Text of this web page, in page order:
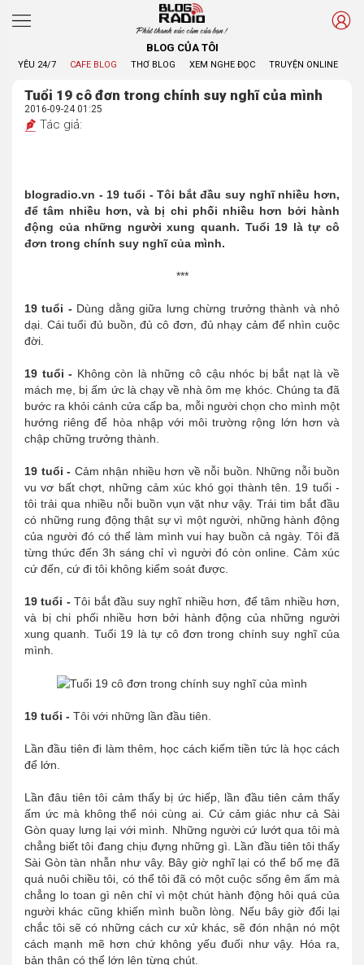
Phát thanh xúc cảm của bạn !
BLOG CỦA TÔI
YÊU 24/7 CAFE BLOG THƠ BLOG XEM NGHE ĐỌC TRUYỆN ONLINE
Tuổi 19 cô đơn trong chính suy nghĩ của mình
2016-09-24 01:25
Tác giả:
blogradio.vn - 19 tuổi - Tôi bắt đầu suy nghĩ nhiều hơn,
để tâm nhiều hơn, và bị chi phối nhiều hơn bởi hành
động của những người xung quanh. Tuổi 19 là tự cô
đơn trong chính suy nghĩ của mình.
***
19 tuổi - Dùng dằng giữa lưng chừng trưởng thành và nhỏ
dại. Cái tuổi đủ buồn, đủ cô đơn, đủ nhạy cảm để nhìn cuộc
đời.
19 tuổi - Không còn là những cô cậu nhóc bị bắt nạt là về
mách mẹ, bị ấm ức là chạy về nhà ôm mẹ khóc. Chúng ta đã
bước ra khỏi cánh cửa cấp ba, mỗi người chọn cho mình một
hướng riêng để hòa nhập với môi trường rộng lớn hơn và
chập chững trưởng thành.
19 tuổi - Cảm nhận nhiều hơn về nỗi buồn. Những nỗi buồn
vu vơ bất chợt, những cảm xúc khó gọi thành tên. 19 tuổi -
tôi trải qua nhiều nỗi buồn vụn vặt như vậy. Trái tim bắt đầu
có những rung động thật sự vì một người, những hành động
của người đó có thể làm mình vui hay buồn cả ngày. Tôi đã
từng thức đến 3h sáng chỉ vì người đó còn online. Cảm xúc
cứ đến, cứ đi tôi không kiểm soát được.
19 tuổi - Tôi bắt đầu suy nghĩ nhiều hơn, để tâm nhiều hơn,
và bị chi phối nhiều hơn bởi hành động của những người
xung quanh. Tuổi 19 là tự cô đơn trong chính suy nghĩ của
mình.
19 tuổi - Tôi với những lần đầu tiên.
Lần đầu tiên đi làm thêm, học cách kiếm tiền tức là học cách
để lớn.
Lần đâu tiên tôi cảm thấy bị ức hiếp, lần đầu tiên cảm thấy
ấm ức mà không thể nói cùng ai. Cứ cảm giác như cả Sài
Gòn quay lưng lại với mình. Những người cứ lướt qua tôi mà
chẳng biết tôi đang chịu đựng những gì. Lần đầu tiên tôi thấy
Sài Gòn tàn nhẫn như vây. Bây giờ nghĩ lại có thể bố mẹ đã
quá nuôi chiều tôi, có thể tôi đã có một cuộc sống êm ấm mà
chẳng lo toan gì nên chỉ vì một chút hành động hôi quá của
người khác cũng khiến mình buồn lòng. Nếu bây giờ đổi lại
chắc tôi sẽ có những cách cư xử khác, sẽ đón nhận nó một
cách mạnh mẽ hơn chứ không yếu đuối như vậy. Hóa ra,
bản thân có thể lớn lên từng chút.